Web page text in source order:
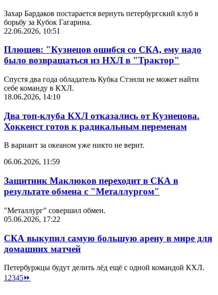
Захар Бардаков постарается вернуть петербургский клуб в
борьбу за Кубок Гагарина.
22.06.2026, 10:51
Плющев: "Кузнецов ошибся со СКА, ему надо
было возвращаться из НХЛ в "Трактор"
Спустя два года обладатель Кубка Стэнли не может найти
себе команду в КХЛ.
18.06.2026, 14:10
Два топ-клуба КХЛ отказались от Кузнецова.
Хоккеист готов к радикальным переменам
В вариант за океаном уже никто не верит.
06.06.2026, 11:59
Защитник Маклюков переходит в СКА в
результате обмена с "Металлургом"
"Металлург" совершил обмен.
05.06.2026, 17:22
СКА выкупил самую большую арену в мире для
домашних матчей
Петербуржцы будут делить лёд ещё с одной командой КХЛ.
1 2345⏩